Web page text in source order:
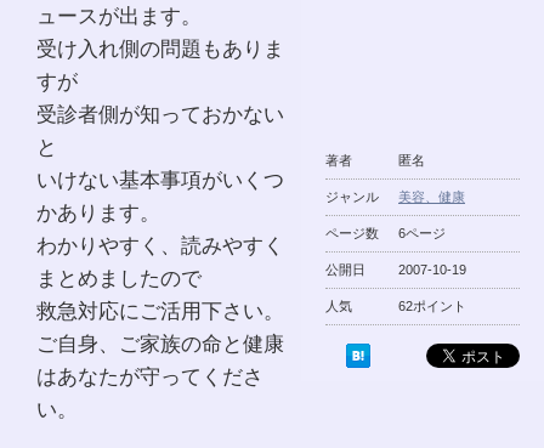
著者 匿名
ジャンル 美容、健康
ページ数 6ページ
公開日 2007-10-19
人気 62ポイント
ュースが出ます。
受け入れ側の問題もありま
すが
受診者側が知っておかない
と
いけない基本事項がいくつ
かあります。
わかりやすく、読みやすく
まとめましたので
救急対応にご活用下さい。
ご自身、ご家族の命と健康
はあなたが守ってくださ
い。